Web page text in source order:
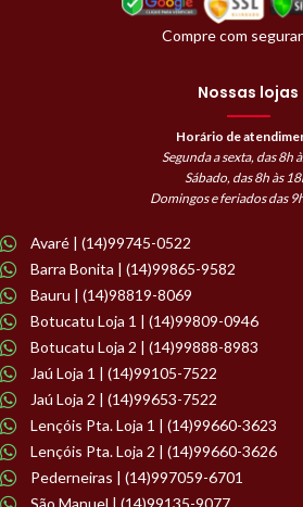
Compre com
Nossas lojas
Horário de
Segunda a sexta, das 8h
Sábado, das 8h às
Domingos e feriados das
Avaré | (14)99745-0522
Barra Bonita | (14)99865-9582
Bauru | (14)98819-8069
Botucatu Loja 1 | (14)99809-0946
Botucatu Loja 2 | (14)99888-8983
Jaú Loja 1 | (14)99105-7522
Jaú Loja 2 | (14)99653-7522
Lençóis Pta. Loja 1 | (14)99660-3623
Lençóis Pta. Loja 2 | (14)99660-3626
Pederneiras | (14)997059-6701